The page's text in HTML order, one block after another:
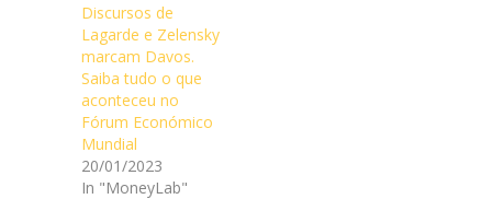
Discursos de
Lagarde e Zelensky
marcam Davos.
Saiba tudo o que
aconteceu no
Fórum Económico
Mundial
20/01/2023
In "MoneyLab"